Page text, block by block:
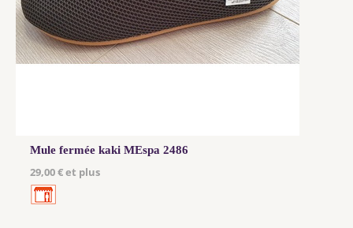
Mule fermée kaki MEspa 2486
29,00 € et plus